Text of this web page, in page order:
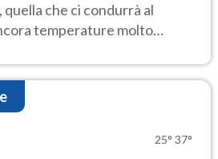
che ci condurrà al
temperature molto
25° 37°